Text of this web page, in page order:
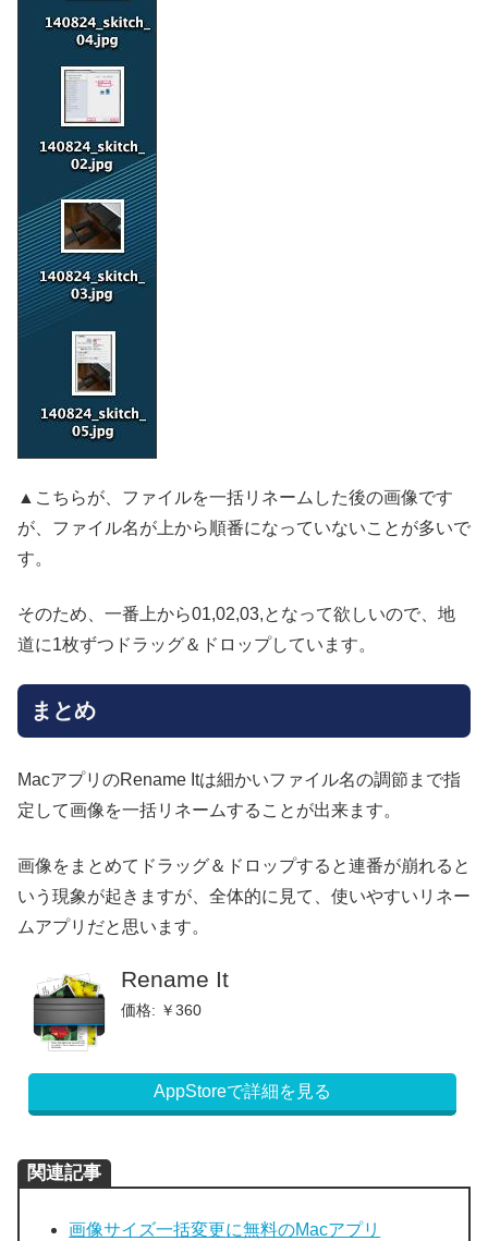
▲こちらが、ファイルを一括リネームした後の画像です
が、ファイル名が上から順番になっていないことが多いで
す。
そのため、一番上から01,02,03,となって欲しいので、地
道に1枚ずつドラッグ＆ドロップしています。
まとめ
MacアプリのRename Itは細かいファイル名の調節まで指
定して画像を一括リネームすることが出来ます。
画像をまとめてドラッグ＆ドロップすると連番が崩れると
いう現象が起きますが、全体的に見て、使いやすいリネー
ムアプリだと思います。
Rename It
価格: ￥360
AppStoreで詳細を見る
関連記事
画像サイズ一括変更に無料のMacアプリ